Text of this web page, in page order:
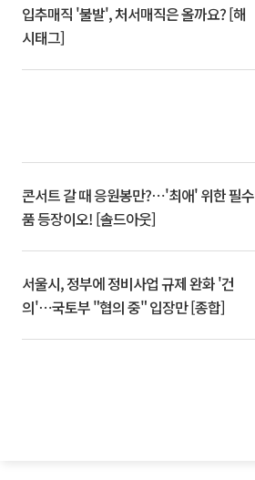
입추매직 '불발', 처서매직은 올까요? [해
시태그]
콘서트 갈 때 응원봉만?⋯'최애' 위한 필수
품 등장이오! [솔드아웃]
서울시, 정부에 정비사업 규제 완화 '건
의'⋯국토부 "협의 중" 입장만 [종합]